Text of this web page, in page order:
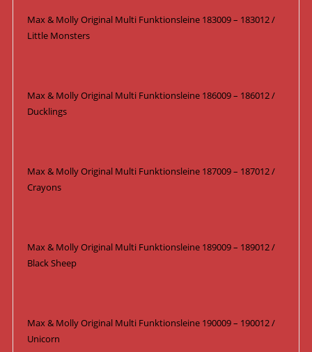
Max & Molly Original Multi Funktionsleine 183009 – 183012 /
Little Monsters
Max & Molly Original Multi Funktionsleine 186009 – 186012 /
Ducklings
Max & Molly Original Multi Funktionsleine 187009 – 187012 /
Crayons
Max & Molly Original Multi Funktionsleine 189009 – 189012 /
Black Sheep
Max & Molly Original Multi Funktionsleine 190009 – 190012 /
Unicorn